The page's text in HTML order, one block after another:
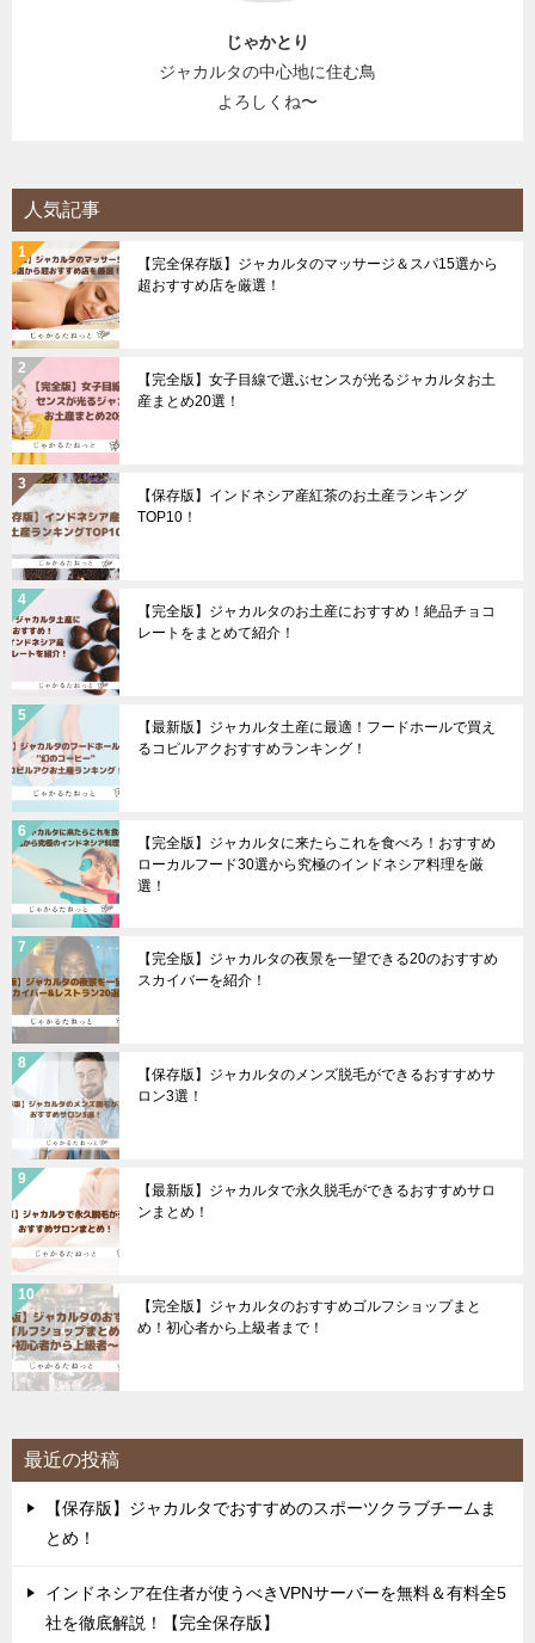
じゃかとり
ジャカルタの中心地に住む鳥
よろしくね〜
人気記事
【完全保存版】ジャカルタのマッサージ＆スパ15選から
超おすすめ店を厳選！
【完全版】女子目線で選ぶセンスが光るジャカルタお土
産まとめ20選！
【保存版】インドネシア産紅茶のお土産ランキング
TOP10！
【完全版】ジャカルタのお土産におすすめ！絶品チョコ
レートをまとめて紹介！
【最新版】ジャカルタ土産に最適！フードホールで買え
るコピルアクおすすめランキング！
【完全版】ジャカルタに来たらこれを食べろ！おすすめ
ローカルフード30選から究極のインドネシア料理を厳
選！
【完全版】ジャカルタの夜景を一望できる20のおすすめ
スカイバーを紹介！
【保存版】ジャカルタのメンズ脱毛ができるおすすめサ
ロン3選！
【最新版】ジャカルタで永久脱毛ができるおすすめサロ
ンまとめ！
【完全版】ジャカルタのおすすめゴルフショップまと
め！初心者から上級者まで！
最近の投稿
【保存版】ジャカルタでおすすめのスポーツクラブチームま
とめ！
インドネシア在住者が使うべきVPNサーバーを無料＆有料全5
社を徹底解説！【完全保存版】